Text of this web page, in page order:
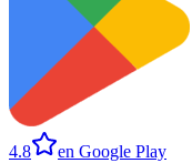
4.8 en Google Play